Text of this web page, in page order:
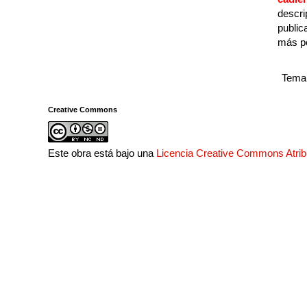
más
Creative Commons
Este obra está bajo una Licencia Creative Commons